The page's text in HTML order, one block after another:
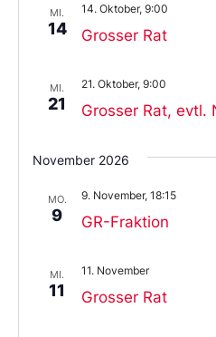
MI.
14 Grosser Rat
14. Oktober, 9:00
MI.
21 Grosser Rat, evtl.
21. Oktober, 9:00
November 2026
MO.
9 GR-Fraktion
9. November, 18:15
MI.
11 Grosser Rat
11. November